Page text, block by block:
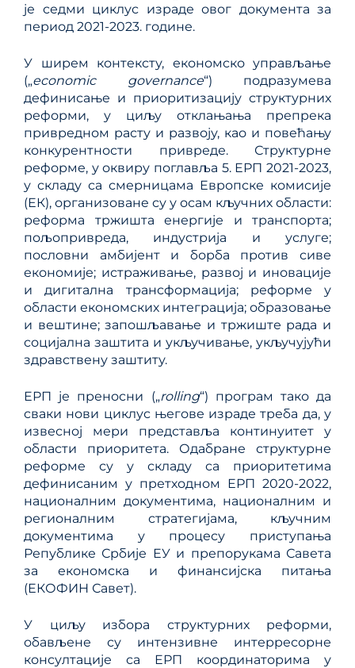
је седми циклус израде овог документа за
период 2021-2023. године.
У ширем контексту, економско управљање
(„economic governance“) подразумева
дефинисање и приоритизацију структурних
реформи, у циљу отклањања препрека
привредном расту и развоју, као и повећању
конкурентности привреде. Структурне
реформе, у оквиру поглавља 5. ЕРП 2021-2023,
у складу са смерницама Европске комисије
(ЕК), организованe су у осам кључних области:
реформа тржишта енергије и транспорта;
пољопривреда, индустрија и услуге;
пословни амбијент и борба против сиве
економије; истраживање, развој и иновације
и дигитална трансформација; реформе у
области економских интеграција; образовање
и вештине; запошљавање и тржиште рада и
социјална заштита и укључивање, укључујући
здравствену заштиту.
ЕРП је преносни („rolling“) програм тако да
сваки нови циклус његове израде треба да, у
извесној мери представља континуитет у
области приоритета. Одабране структурне
реформе су у складу са приоритетима
дефинисаним у претходном ЕРП 2020-2022,
националним документима, националним и
регионалним стратегијама, кључним
документима у процесу приступања
Републике Србије ЕУ и препорукама Савета
за економска и финансијска питања
(ЕКОФИН Савет).
У циљу избора структурних реформи,
обављене су интензивне интерресорне
консултације са ЕРП координаторима у